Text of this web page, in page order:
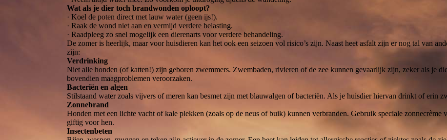
Wat als je dier toch brandwonden oploopt?
· Koel de poten direct met lauw water (geen ijs!).
· Raak de wond niet aan en vermijd verdere belasting.
· Raadpleeg zo snel mogelijk een dierenarts voor verdere behandeling.
De zomer is heerlijk, maar voor huisdieren kan het ook een seizoen vol risico’s zijn. Naast heet asfalt zijn er nog tal van
zijn:
Verdrinking
Niet alle honden (of katten!) zijn geboren zwemmers. Zwembaden, rivieren of de zee kunnen gevaarlijk zijn, zeker als je
bovendien maagproblemen veroorzaken.
Bacteriën en algen
Stilstaand water zoals vijvers of meren kan besmet zijn met blauwalgen of bacteriën. Als je huisdier hiervan drinkt of erin
Zonnebrand
Honden met een lichte vacht of kale plekken (zoals op de neus of buik) kunnen verbranden. Gebruik speciale zonnecrème
giftig voor hen.
Insectenbeten